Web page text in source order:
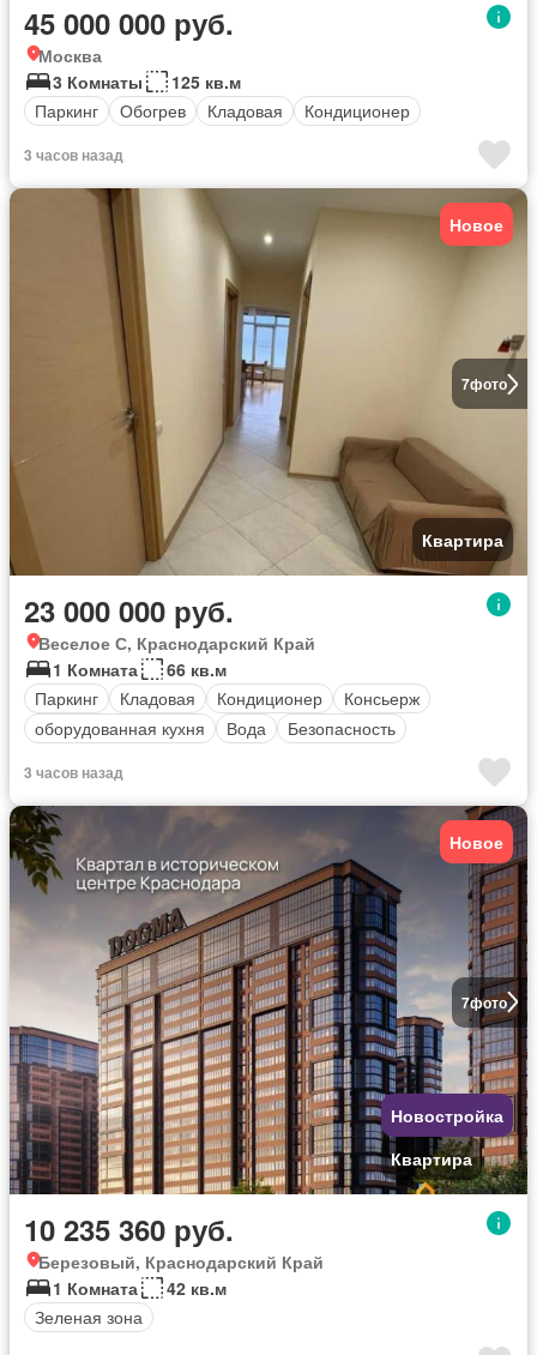
45 000 000 руб.
Москва
3 Комнаты
125 кв.м
Паркинг
Обогрев Кладовая Кондиционер
3 часов назад
7фото
Новое
Квартира
23 000 000 руб.
Веселое С, Краснодарский Край
1 Комната
66 кв.м
Паркинг
Кладовая Кондиционер
Консьерж
оборудованная кухня
Вода Безопасность
3 часов назад
7фото
Новое
Новостройка
Квартира
10 235 360 руб.
Березовый, Краснодарский Край
1 Комната
42 кв.м
Зеленая зона